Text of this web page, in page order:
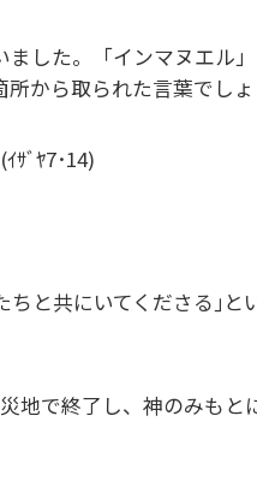
した。「インマヌエル
から取られた言葉でしょ
ｻﾞﾔ7･14)
と共にいてくださる｣と
地で終了し、神のみもと